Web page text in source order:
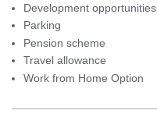
Development opportunities
Parking
Pension scheme
Travel allowance
Work from Home Option